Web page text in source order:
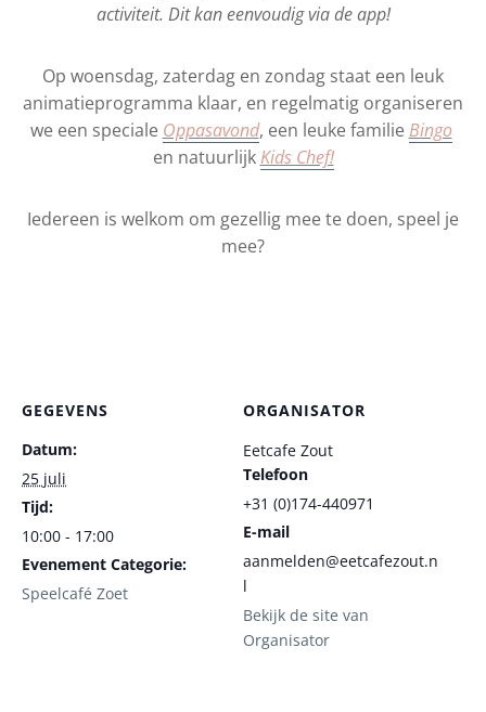
activiteit. Dit kan eenvoudig via de app!
Op woensdag, zaterdag en zondag staat een leuk
animatieprogramma klaar, en regelmatig organiseren
we een speciale Oppasavond, een leuke familieBingo
en natuurlijkKids Chef!
Iedereen is welkom om gezellig mee te doen, speel je
mee?
GEGEVENS
Datum:
25 juli
Tijd:
10:00 - 17:00
Evenement Categorie:
Speelcafé Zoet
ORGANISATOR
Eetcafe Zout
Telefoon
+31 (0)174-440971
E-mail
aanmelden@eetcafezout.n
l
Bekijk de site van
Organisator